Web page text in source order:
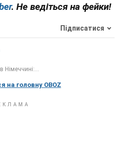
. Не ведіться на фейки!
Підписатися
Німеччині:...
на головну OBOZ